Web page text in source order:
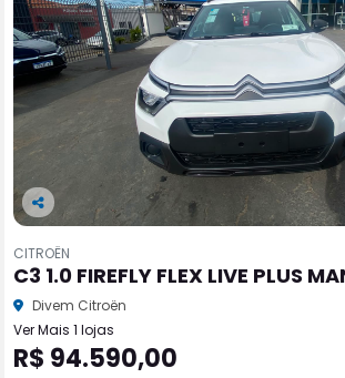
Co
pa
rtil
he
CITROËN
C3 1.0 FIREFLY FLEX LIVE PLUS
Divem Citroën
Ver Mais 1 lojas
R$ 94.590,00